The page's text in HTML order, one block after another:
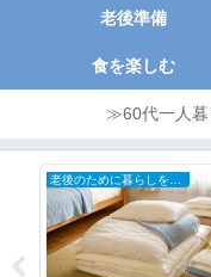
老後準備
食を楽しむ
≫60代一人暮